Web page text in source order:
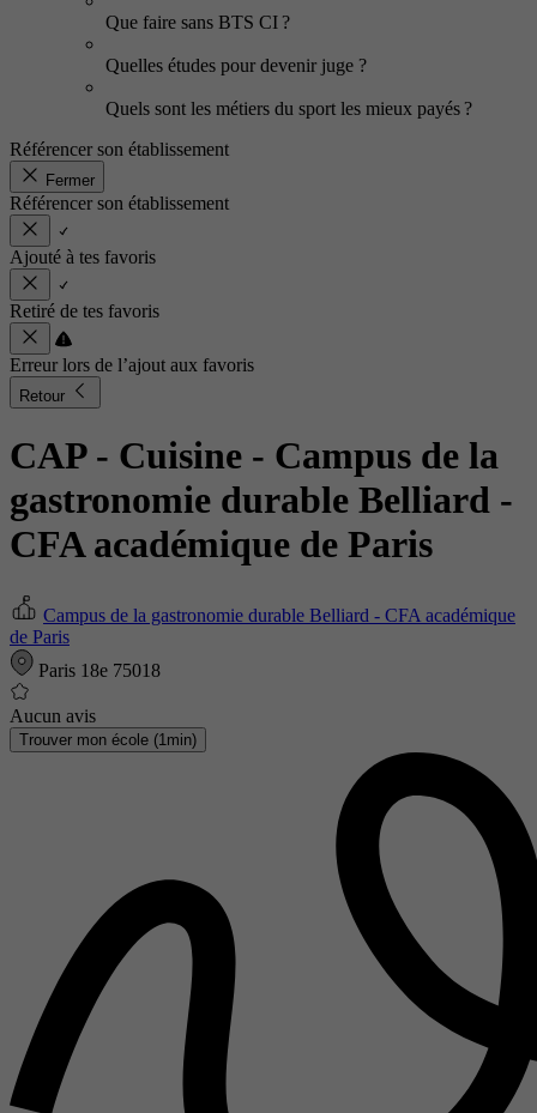
Que faire sans BTS CI ?
Quelles études pour devenir juge ?
Quels sont les métiers du sport les mieux payés ?
Référencer son établissement
Fermer
Référencer son établissement
Ajouté à tes favoris
Retiré de tes favoris
Erreur lors de l’ajout aux favoris
Retour
CAP - Cuisine - Campus de la
gastronomie durable Belliard -
CFA académique de Paris
Campus de la gastronomie durable Belliard - CFA académique
de Paris
Paris 18e 75018
Aucun avis
Trouver mon école (1min)